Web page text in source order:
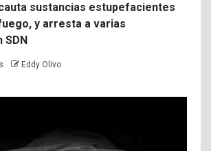
sustancias estupefacientes
y arresta a varias
SDN
Eddy Olivo